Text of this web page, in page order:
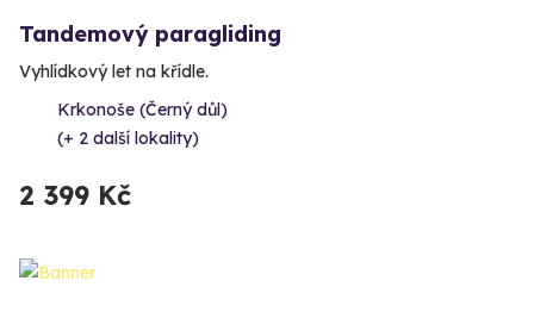
Tandemový paragliding
Vyhlídkový let na křídle.
Krkonoše (Černý důl)
(+ 2 další lokality)
2 399 Kč